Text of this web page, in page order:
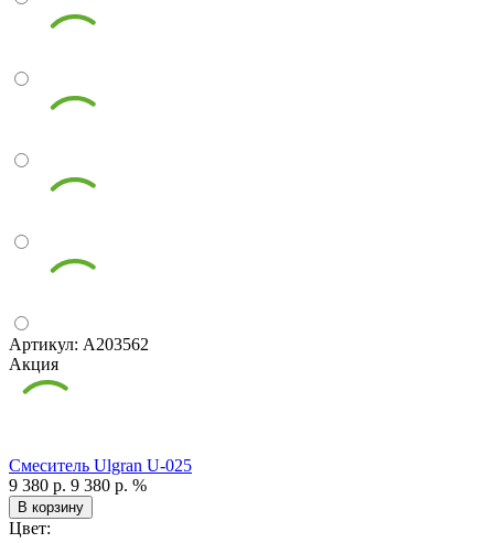
Артикул: А203562
Акция
Смеситель Ulgran U-025
9 380 р. 9 380 р. %
В корзину
Цвет: